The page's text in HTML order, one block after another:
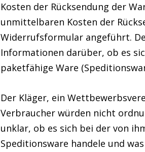
Kosten der Rücksendung der
unmittelbaren Kosten der
Widerrufsformular angeführt.
Informationen darüber, ob es
paketfähige Ware
Der Kläger, ein
Verbraucher würden nicht
unklar, ob es sich bei der von
Speditionsware handele und